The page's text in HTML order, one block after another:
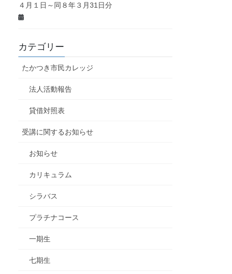
４月１日～同８年３月31日分
カテゴリー
たかつき市民カレッジ
法人活動報告
貸借対照表
受講に関するお知らせ
お知らせ
カリキュラム
シラバス
プラチナコース
一期生
七期生